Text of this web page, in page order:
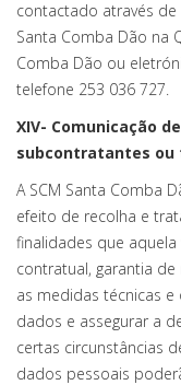
contactado através
Santa Comba Dão na
Comba Dão ou
telefone 253 036 727.
XIV- Comunicação
subcontratantes ou
A SCM Santa Comba
efeito de recolha e
finalidades que
contratual, garantia
as medidas técnicas
dados e assegurar a
certas circunstâncias
dados pessoais